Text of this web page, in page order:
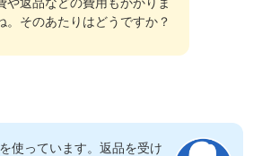
。そのあたりはどうですか？
使っています。返品を受け